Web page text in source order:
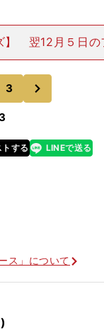
】 翌12月５日の
うっぷんを晴ら
点にしてきた
3
する
line LINEで送る
ス」について
.